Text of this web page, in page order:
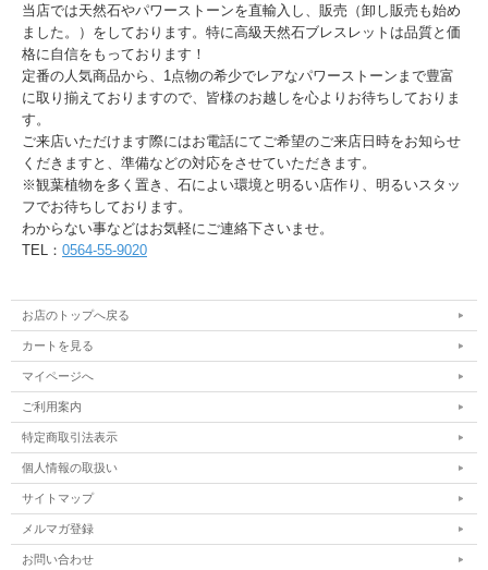
当店では天然石やパワーストーンを直輸入し、販売（卸し販売も始め
ました。）をしております。特に高級天然石ブレスレットは品質と価
格に自信をもっております！
定番の人気商品から、1点物の希少でレアなパワーストーンまで豊富
に取り揃えておりますので、皆様のお越しを心よりお待ちしておりま
す。
ご来店いただけます際にはお電話にてご希望のご来店日時をお知らせ
くだきますと、準備などの対応をさせていただきます。
※観葉植物を多く置き、石によい環境と明るい店作り、明るいスタッ
フでお待ちしております。
わからない事などはお気軽にご連絡下さいませ。
TEL： 0564-55-9020
お店のトップへ戻る
カートを見る
マイページへ
ご利用案内
特定商取引法表示
個人情報の取扱い
サイトマップ
メルマガ登録
お問い合わせ